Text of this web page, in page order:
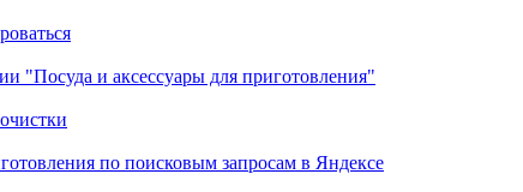
"Посуда и аксессуары для приготовления"
по поисковым запросам в Яндексе